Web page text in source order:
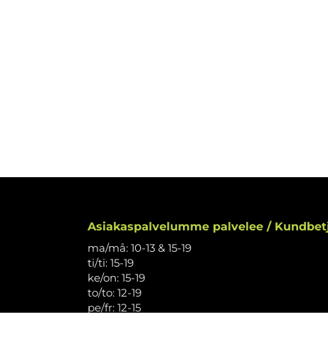
Asiakaspalvelumme palvelee /
ma/må: 10-13 & 15-19
ti/ti: 15-19
ke/on: 15-19
to/to: 12-19
pe/fr: 12-15